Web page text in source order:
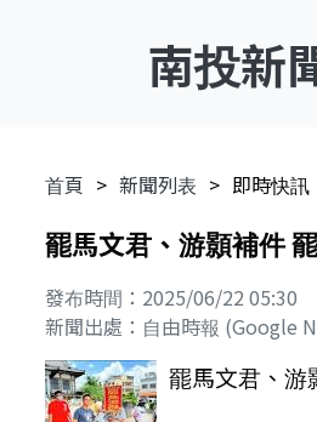
南投新
首頁 新聞列表 即時快訊
罷馬文君、游顥補件
發布時間：2025/06/22 05:30
新聞出處：自由時報 (Google
罷馬文君、游